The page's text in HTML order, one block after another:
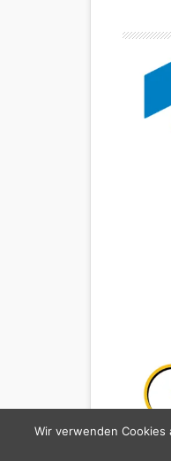
Wir verwenden